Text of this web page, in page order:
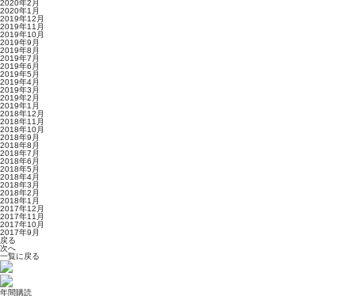
2020年2月
2020年1月
2019年12月
2019年11月
2019年10月
2019年9月
2019年8月
2019年7月
2019年6月
2019年5月
2019年4月
2019年3月
2019年2月
2019年1月
2018年12月
2018年11月
2018年10月
2018年9月
2018年8月
2018年7月
2018年6月
2018年5月
2018年4月
2018年3月
2018年2月
2018年1月
2017年12月
2017年11月
2017年10月
2017年9月
戻る
次へ
一覧に戻る
年間購読